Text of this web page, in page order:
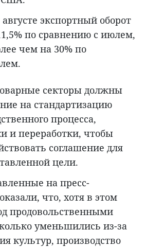
экспортный оборот
по сравнению с июлем,
чем на 30% по
секторы должны
на стандартизацию
процесса,
и переработки, чтобы
соглашение для
цели.
на пресс-
что, хотя в этом
продовольственными
уменьшились из-за
культур, производство